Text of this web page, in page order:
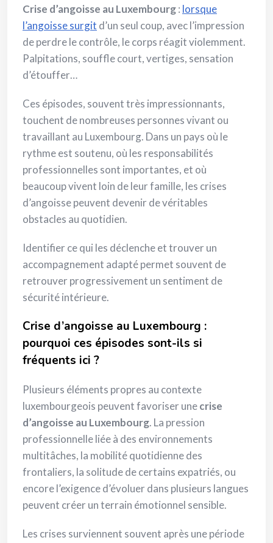
Crise d’angoisse au Luxembourg: lorsque
l’angoisse surgit d’un seul coup, avec l’impression
de perdre le contrôle, le corps réagit violemment.
Palpitations, souffle court, vertiges, sensation
d’étouffer…
Ces épisodes, souvent très impressionnants,
touchent de nombreuses personnes vivant ou
travaillant au Luxembourg. Dans un pays où le
rythme est soutenu, où les responsabilités
professionnelles sont importantes, et où
beaucoup vivent loin de leur famille, les crises
d’angoisse peuvent devenir de véritables
obstacles au quotidien.
Identifier ce qui les déclenche et trouver un
accompagnement adapté permet souvent de
retrouver progressivement un sentiment de
sécurité intérieure.
Crise d’angoisse au Luxembourg :
pourquoi ces épisodes sont-ils si
fréquents ici ?
Plusieurs éléments propres au contexte
luxembourgeois peuvent favoriser unecrise
d’angoisse au Luxembourg. La pression
professionnelle liée à des environnements
multitâches, la mobilité quotidienne des
frontaliers, la solitude de certains expatriés, ou
encore l’exigence d’évoluer dans plusieurs langues
peuvent créer un terrain émotionnel sensible.
Les crises surviennent souvent après une période